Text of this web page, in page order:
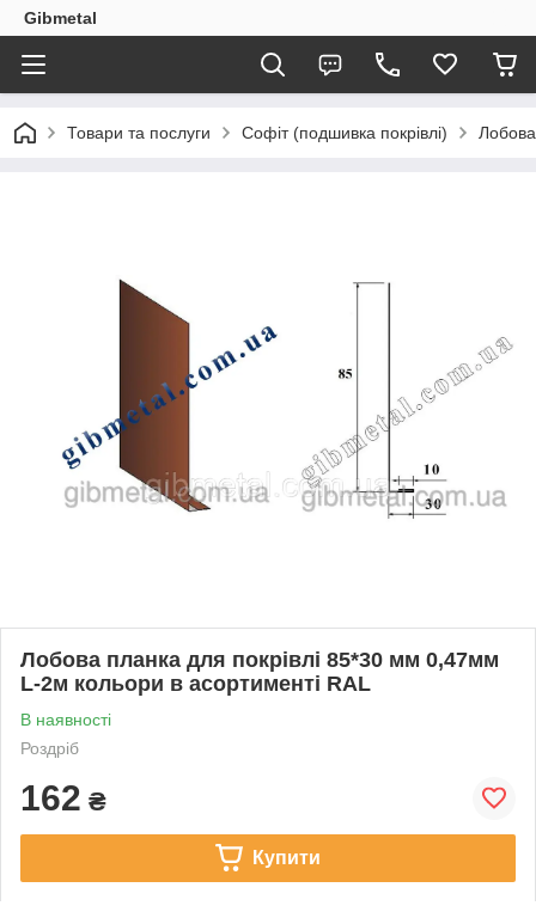
Gibmetal
Товари та послуги Софіт (подшивка покрівлі)
Лобова планка для покрівлі 85*30 мм 0,47мм
L-2м кольори в асортименті RAL
В наявності
Роздріб
162 ₴
Купити